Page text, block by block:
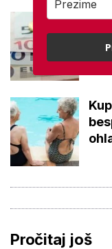
Pročitaj još